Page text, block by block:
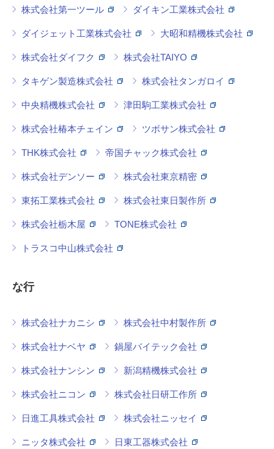
株式会社第一ツール ダイキン工業株式会社
ダイジェット工業株式会社 大昭和精機株式会社
株式会社ダイフク 株式会社TAIYO
タキゲン製造株式会社 株式会社タンガロイ
中央精機株式会社 津田駒工業株式会社
株式会社椿本チェイン ツボサン株式会社
THK株式会社 帝国チャック株式会社
株式会社デンソー 株式会社東京精密
東拓工業株式会社 株式会社東日製作所
株式会社栃木屋 TONE株式会社
トラスコ中山株式会社
な行
株式会社ナカニシ 株式会社中村製作所
株式会社ナベヤ 鍋屋バイテック会社
株式会社ナンシン 新潟精機株式会社
株式会社ニコン 株式会社日研工作所
日進工具株式会社 株式会社ニッセイ
ニッタ株式会社 日東工器株式会社